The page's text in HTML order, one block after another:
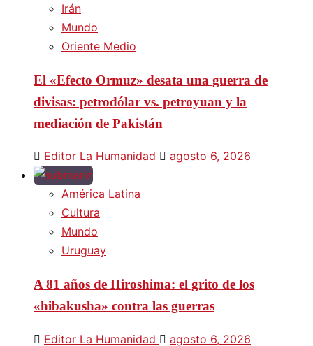
Irán
Mundo
Oriente Medio
El «Efecto Ormuz» desata una guerra de
divisas: petrodólar vs. petroyuan y la
mediación de Pakistán
Editor La Humanidad agosto 6, 2026
América Latina
Cultura
Mundo
Uruguay
A 81 años de Hiroshima: el grito de los
«hibakusha» contra las guerras
Editor La Humanidad agosto 6, 2026